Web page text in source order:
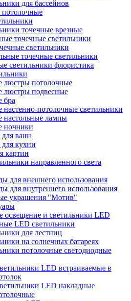
для бассейнов
точечные врезные
точечные светильники
светильники
точечные светильники
светильники флористика
люстры потолочные
люстры подвесные
бра
настенно-потолочные светильники
настольные лампы
ночники
ванн
кухни
картин
направленного света
для внешнего использования
для внутреннего использования
украшения "Мотив"
освещение и светильники LED
LED светильники
для лестниц
на солнечных батареях
потолочные светодиодные
LED встраиваемые в
LED накладные